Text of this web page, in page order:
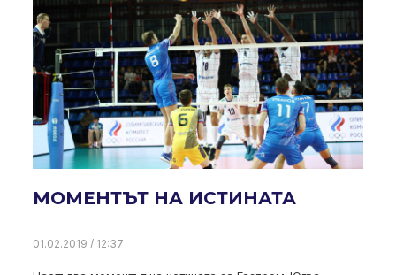
МОМЕНТЪТ НА ИСТИНАТА
01.02.2019 / 12:37